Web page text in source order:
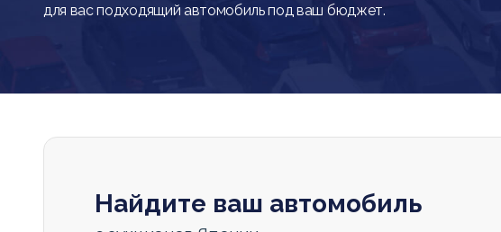
для вас подходящий автомобиль под ваш бюджет.
Найдите ваш автомобиль